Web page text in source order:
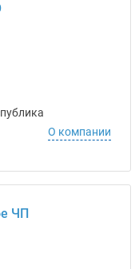
О компании
ЧП